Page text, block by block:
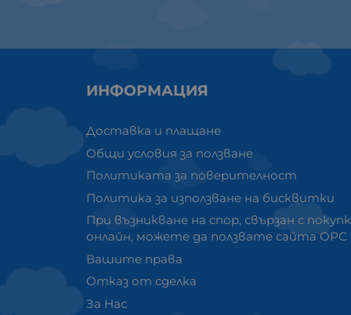
ИНФОРМАЦИЯ
Доставка и плащане
Общи условия за ползване
Политиката за поверителност
Политика за използване на бисквитки
При възникване на спор, свързан с
онлайн, можете да ползвате сайта ОРС
Вашите права
Отказ от сделка
За Нас